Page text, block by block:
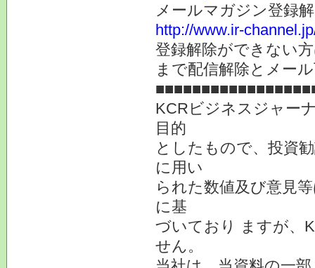
メールマガジン登録
http://www.ir-
登録解除ができない
まで配信解除とメー
KCRビジネスジャー
目的
としたもので、投資
に用い
られた数値及び意見
に基
づいており ますが、
せん。